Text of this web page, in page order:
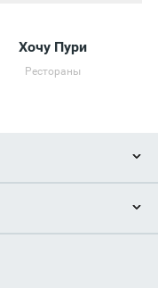
Хочу Пури
Рестораны